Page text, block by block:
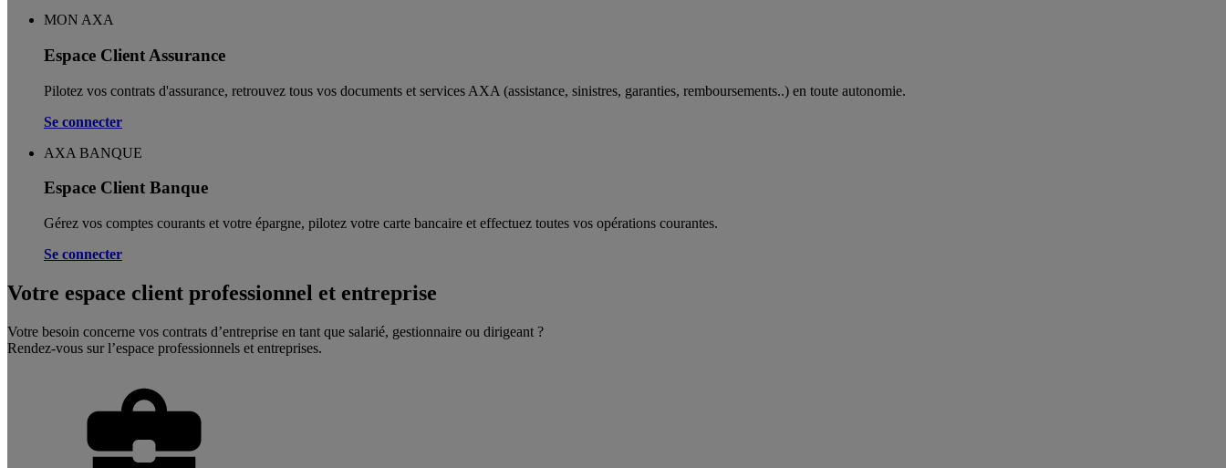
MON AXA
Espace Client Assurance
Pilotez vos contrats d'assurance, retrouvez tous vos documents et services AXA (assistance, sinistres, garanties, remboursements..) en toute autonomie. ​
Se connecter
AXA BANQUE
Espace Client Banque
Gérez vos comptes courants et votre épargne, pilotez votre carte bancaire et effectuez toutes vos opérations courantes.
Se connecter
Votre espace client professionnel et entreprise
Votre besoin concerne vos contrats d’entreprise en tant que salarié, gestionnaire ou dirigeant ?
Rendez-vous sur l’espace professionnels et entreprises.